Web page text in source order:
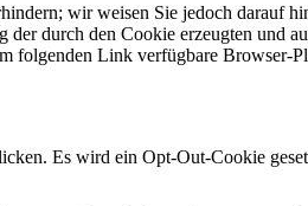
wir weisen Sie jedoch darauf
durch den Cookie erzeugten und
folgenden Link verfügbare Browser-
Es wird ein Opt-Out-Cookie